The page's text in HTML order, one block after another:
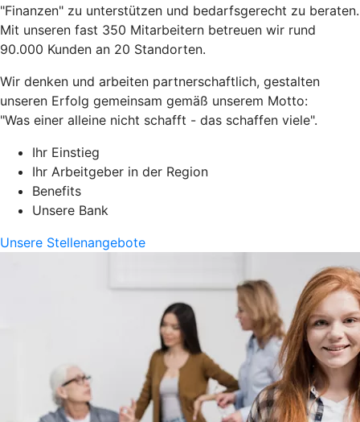
"Finanzen" zu unterstützen und bedarfsgerecht zu beraten.
Mit unseren fast 350 Mitarbeitern betreuen wir rund
90.000 Kunden an 20 Standorten.
Wir denken und arbeiten partnerschaftlich, gestalten
unseren Erfolg gemeinsam gemäß unserem Motto:
"Was einer alleine nicht schafft - das schaffen viele".
Ihr Einstieg
Ihr Arbeitgeber in der Region
Benefits
Unsere Bank
Unsere Stellenangebote